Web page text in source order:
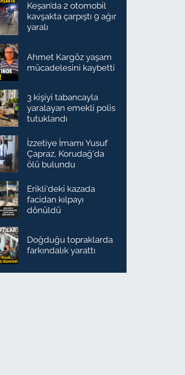
Keşan’da 2 otomobil
kavşakta çarpıştı 9 ağır
yaralı
Ahmet Kargöz yaşam
mücadelesini kaybetti
3 kişiyi tabancayla
yaralayan emekli polis
tutuklandı
İzzetiye İmamı Yusuf
Çapraz, Korudağ'da
ölü bulundu
Erikli'deki kazada
facidan kılpayı
dönüldü
Doğduğu topraklarda
farkındalık yarattı